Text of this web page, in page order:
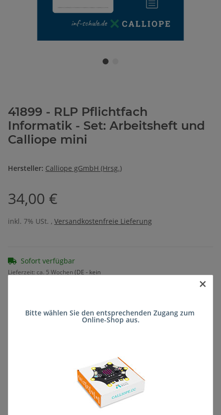
41899 - RLP Pflichtfach
Informatik - Set: Arbeitsheft und
Calliope mini
Hersteller: Calliope gGmbH (Hrsg.)
34,00 €
inkl. 7% USt. , Versandkostenfreie Lieferung
Sofort verfügbar
Lieferzeit: ca. 5 Wochen(DE - kein
Frage zum Artikel
×
Bitte wählen Sie den entsprechenden Zugang zum
Online-Shop aus.